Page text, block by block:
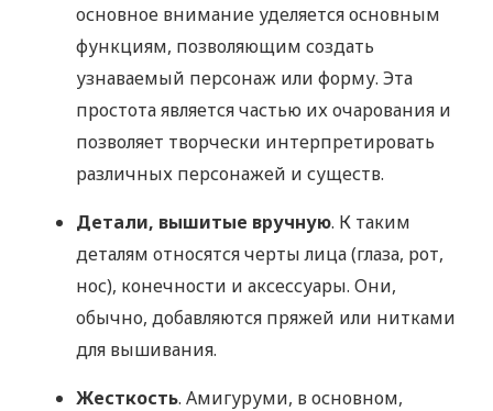
основное внимание уделяется основным
функциям, позволяющим создать
узнаваемый персонаж или форму. Эта
простота является частью их очарования и
позволяет творчески интерпретировать
различных персонажей и существ.
Детали, вышитые вручную. К таким
деталям относятся черты лица (глаза, рот,
нос), конечности и аксессуары. Они,
обычно, добавляются пряжей или нитками
для вышивания.
Жесткость. Амигуруми, в основном,